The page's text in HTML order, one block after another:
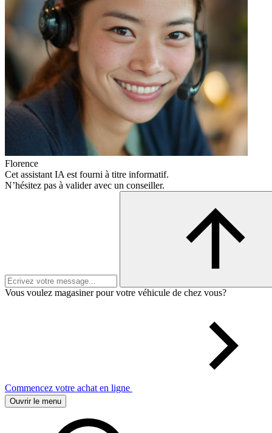
Florence
Cet assistant IA est fourni à titre informatif.
N’hésitez pas à valider avec un conseiller.
Vous voulez magasiner pour votre véhicule de chez vous?
Commencez votre achat en ligne
Ouvrir le menu